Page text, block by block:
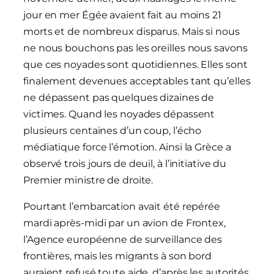
jour en mer Égée avaient fait au moins 21
morts et de nombreux disparus. Mais si nous
ne nous bouchons pas les oreilles nous savons
que ces noyades sont quotidiennes. Elles sont
finalement devenues acceptables tant qu’elles
ne dépassent pas quelques dizaines de
victimes. Quand les noyades dépassent
plusieurs centaines d’un coup, l’écho
médiatique force l’émotion. Ainsi la Grèce a
observé trois jours de deuil, à l’initiative du
Premier ministre de droite.
Pourtant l’embarcation avait été repérée
mardi après-midi par un avion de Frontex,
l’Agence européenne de surveillance des
frontières, mais les migrants à son bord